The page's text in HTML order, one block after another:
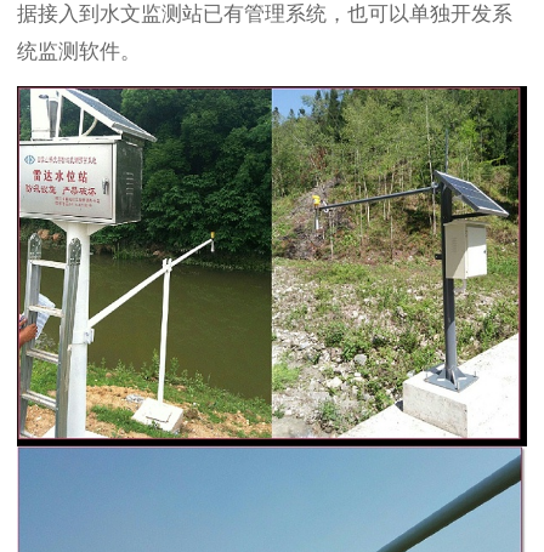
据接入到水文监测站已有管理系统，也可以单独开发系
统监测软件。